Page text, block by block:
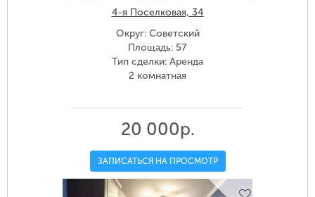
4-я Поселковая, 34
Округ: Советский
Площадь: 57
Тип сделки: Аренда
2 комнатная
20 000р.
ЗАПИСАТЬСЯ НА ПРОСМОТР